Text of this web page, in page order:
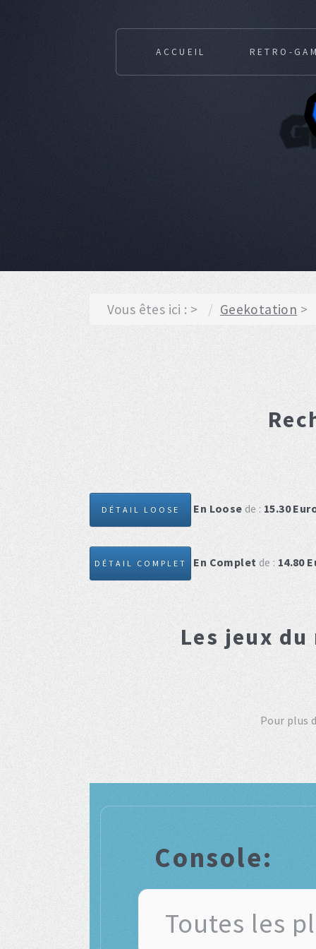
ACCUEIL RETRO-
Vous êtes ici : Geekotation
DÉTAIL LOOSE En Loose de : 15.30
DÉTAIL COMPLET En Complet de : 14.80
Les jeux
Pour plus
Console: